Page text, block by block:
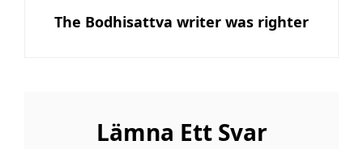
inlägg
The Bodhisattva writer was righter
Lämna Ett Svar